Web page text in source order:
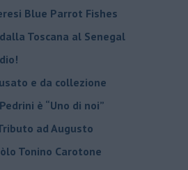
Blue Parrot Fishes
Toscana al Senegal
e da collezione
è “Uno di noi”
ad Augusto
Tonino Carotone